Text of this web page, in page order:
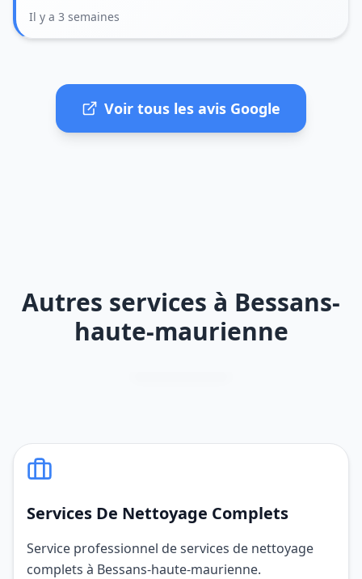
Il y a 3 semaines
Voir tous les avis Google
Autres services à Bessans-
haute-maurienne
Services De Nettoyage Complets
Service professionnel de services de nettoyage
complets à Bessans-haute-maurienne.